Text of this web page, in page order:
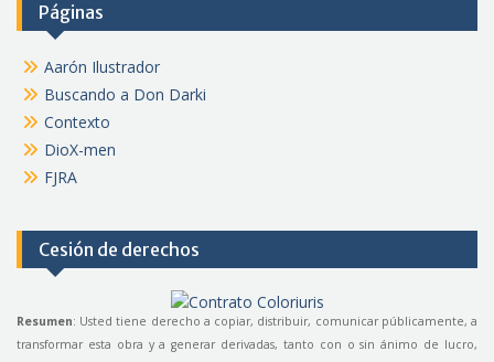
Páginas
Aarón Ilustrador
Buscando a Don Darki
Contexto
DioX-men
FJRA
Cesión de derechos
Resumen: Usted tiene derecho a copiar, distribuir, comunicar públicamente, a
transformar esta obra y a generar derivadas, tanto con o sin ánimo de lucro,